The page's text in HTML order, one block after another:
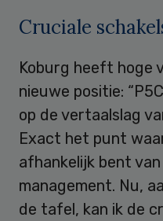
Cruciale
Koburg heeft hoge
nieuwe positie:
op de vertaalslag
Exact het punt
afhankelijk bent
management. Nu,
de tafel, kan ik de